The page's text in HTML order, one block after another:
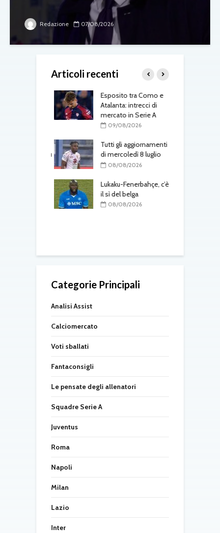
Redazione 07/08/2026
Articoli recenti
Esposito tra Como e
Atalanta: intrecci di
mercato in Serie A
09/08/2026
Tutti gli aggiornamenti
di mercoledì 8 luglio
08/08/2026
Lukaku-Fenerbahçe, c’è
il sì del belga
08/08/2026
Categorie Principali
Analisi Assist
Calciomercato
Voti sballati
Fantaconsigli
Le pensate degli allenatori
Squadre Serie A
Juventus
Roma
Napoli
Milan
Lazio
Inter